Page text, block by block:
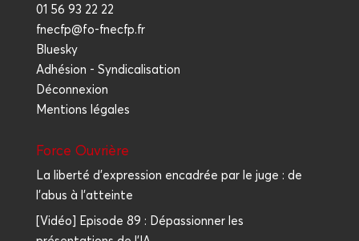
01 56 93 22 22
fnecfp@fo-fnecfp.fr
Bluesky
Adhésion - Syndicalisation
Déconnexion
Mentions légales
Force Ouvrière
La liberté d'expression encadrée par le juge : de
l'abus à l'atteinte
[Vidéo] Episode 89 : Dépassionner les